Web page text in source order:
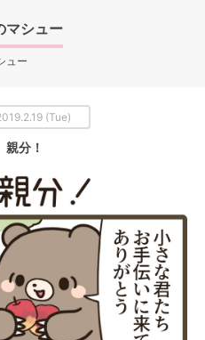
マシュー
ュー
(Tue)
親分！